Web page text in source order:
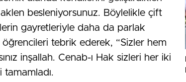
besleniyorsunuz. Böylelikle çift
gayretleriyle daha da parlak
öğrencileri tebrik ederek, “Sizler hem
inşallah. Cenab-ı Hak sizleri her iki
tamamladı.